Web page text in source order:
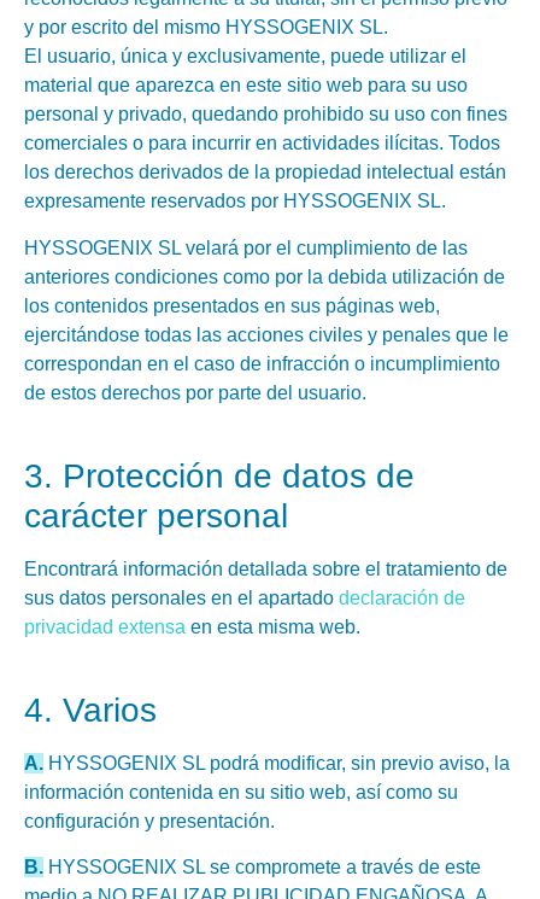
y por escrito del mismo HYSSOGENIX SL.
El usuario, única y exclusivamente, puede utilizar el
material que aparezca en este sitio web para su uso
personal y privado, quedando prohibido su uso con fines
comerciales o para incurrir en actividades ilícitas. Todos
los derechos derivados de la propiedad intelectual están
expresamente reservados por HYSSOGENIX SL.
HYSSOGENIX SL velará por el cumplimiento de las
anteriores condiciones como por la debida utilización de
los contenidos presentados en sus páginas web,
ejercitándose todas las acciones civiles y penales que le
correspondan en el caso de infracción o incumplimiento
de estos derechos por parte del usuario.
3. Protección de datos de
carácter personal
Encontrará información detallada sobre el tratamiento de
sus datos personales en el apartado declaración de
privacidad extensa en esta misma web.
4. Varios
A. HYSSOGENIX SL podrá modificar, sin previo aviso, la
información contenida en su sitio web, así como su
configuración y presentación.
B. HYSSOGENIX SL se compromete a través de este